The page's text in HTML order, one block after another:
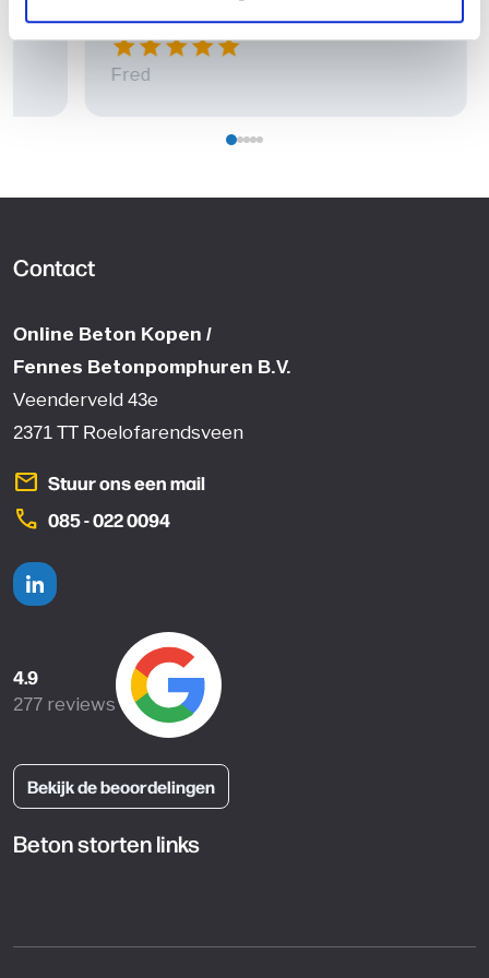
starstarstarstarstar
Fred
Contact
Online Beton Kopen /
Fennes Betonpomphuren B.V.
Veenderveld 43e
2371 TT Roelofarendsveen
mail Stuur ons een mail
phone 085 - 022 0094
Linkedin
4.9
277 reviews
Bekijk de beoordelingen
Beton storten links